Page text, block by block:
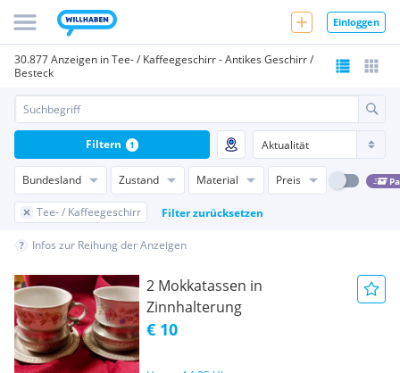
Einloggen
30.877 Anzeigen in Tee- / Kaffeegeschirr - Antikes Geschirr /
Besteck
Bundesland Zustand Material Preis
Tee- / Kaffeegeschirr Filter zurücksetzen
Filtern 1
Infos zur Reihung der Anzeigen
2 Mokkatassen in
Zinnhalterung
€ 10